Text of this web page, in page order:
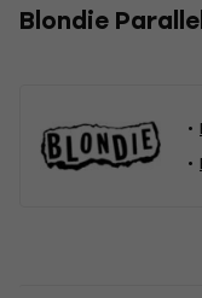
Blondie